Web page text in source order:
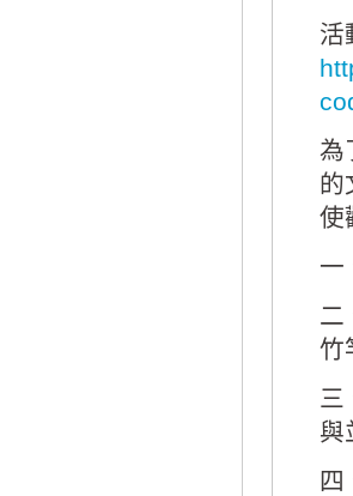
活
為
的
使
一
二
竹
三
與
四